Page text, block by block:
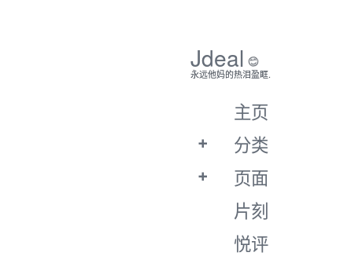
Jdeal 😊
永远他妈的热泪盈眶.
主页
分类
页面
片刻
悦评